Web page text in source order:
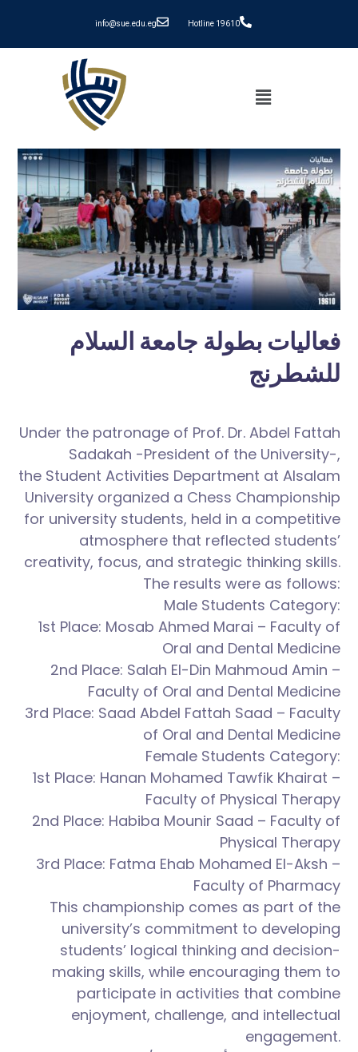
info@sue.edu.eg Hotline 19610
فعاليات بطولة جامعة السلام
للشطرنج
Under the patronage of Prof. Dr. Abdel Fattah
Sadakah -President of the University-,
the Student Activities Department at Alsalam
University organized a Chess Championship
for university students, held in a competitive
atmosphere that reflected students’
creativity, focus, and strategic thinking skills.
The results were as follows:
Male Students Category:
1st Place: Mosab Ahmed Marai – Faculty of
Oral and Dental Medicine
2nd Place: Salah El-Din Mahmoud Amin –
Faculty of Oral and Dental Medicine
3rd Place: Saad Abdel Fattah Saad – Faculty
of Oral and Dental Medicine
Female Students Category:
1st Place: Hanan Mohamed Tawfik Khairat –
Faculty of Physical Therapy
2nd Place: Habiba Mounir Saad – Faculty of
Physical Therapy
3rd Place: Fatma Ehab Mohamed El-Aksh –
Faculty of Pharmacy
This championship comes as part of the
university’s commitment to developing
students’ logical thinking and decision-
making skills, while encouraging them to
participate in activities that combine
enjoyment, challenge, and intellectual
engagement.